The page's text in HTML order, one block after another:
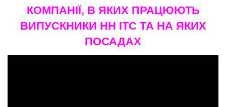
КОМПАНІЇ, В ЯКИХ ПРАЦЮЮТЬ
ВИПУСКНИКИ НН ІТС ТА НА ЯКИХ
ПОСАДАХ